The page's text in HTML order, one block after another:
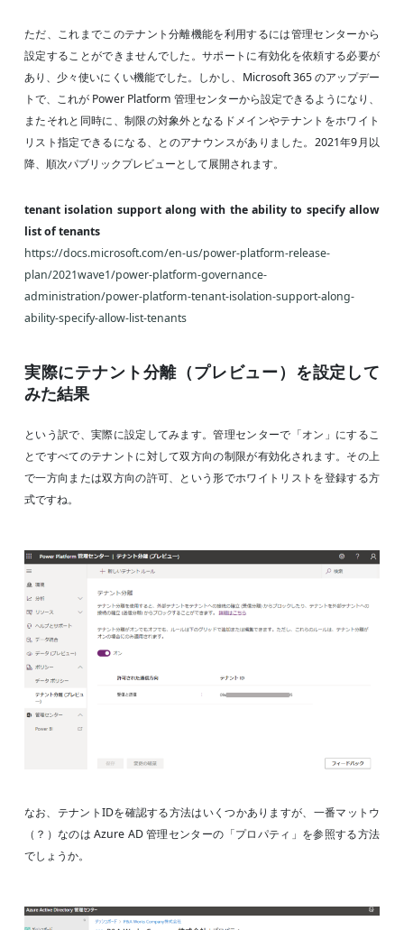
ただ、これまでこのテナント分離機能を利用するには管理センターから
設定することができませんでした。サポートに有効化を依頼する必要が
あり、少々使いにくい機能でした。しかし、Microsoft 365 のアップデー
トで、これが Power Platform 管理センターから設定できるようになり、
またそれと同時に、制限の対象外となるドメインやテナントをホワイト
リスト指定できるになる、とのアナウンスがありました。2021年9月以
降、順次パブリックプレビューとして展開されます。
tenant isolation support along with the ability to specify allow
list of tenants
https://docs.microsoft.com/en-us/power-platform-release-
plan/2021wave1/power-platform-governance-
administration/power-platform-tenant-isolation-support-along-
ability-specify-allow-list-tenants
実際にテナント分離（プレビュー）を設定して
みた結果
という訳で、実際に設定してみます。管理センターで「オン」にするこ
とですべてのテナントに対して双方向の制限が有効化されます。その上
で一方向または双方向の許可、という形でホワイトリストを登録する方
式ですね。
なお、テナントIDを確認する方法はいくつかありますが、一番マットウ
（？）なのは Azure AD 管理センターの「プロパティ」を参照する方法
でしょうか。